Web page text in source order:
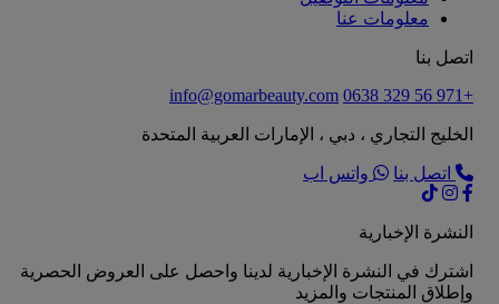
معلومات عنا
اتصل بنا
+971 56 329 0638
info@gomarbeauty.com
الخليج التجاري ، دبي ، الإمارات العربية المتحدة
اتصل بنا واتس اب
النشرة الإخبارية
اشترك في النشرة الإخبارية لدينا واحصل على العروض الحصرية
وإطلاق المنتجات والمزيد